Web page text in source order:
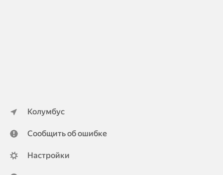
Колумбус
Сообщить об ошибке
Настройки